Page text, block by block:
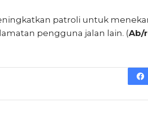
patroli untuk
pengguna jalan lain. (Ab/